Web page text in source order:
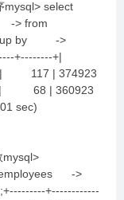
mysql> select
-> from
by ->
+--------+|
+| 117 | 374923
68 | 360923
sec)
mysql>
->
+------------